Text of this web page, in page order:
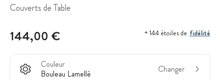
Couverts de Table
144,00 € + 144 étoiles de fidélité
Couleur
Bouleau Lamellé
Changer